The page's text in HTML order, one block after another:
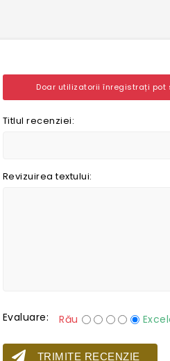
Doar utilizatorii înregistrați pot
Titlul recenziei:
Revizuirea textului:
Evaluare: Rău
TRIMITE RECENZIE